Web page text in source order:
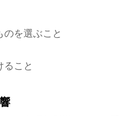
を選ぶこと
ること